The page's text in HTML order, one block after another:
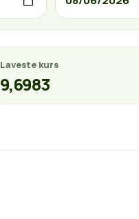
Laveste kurs
9,6983